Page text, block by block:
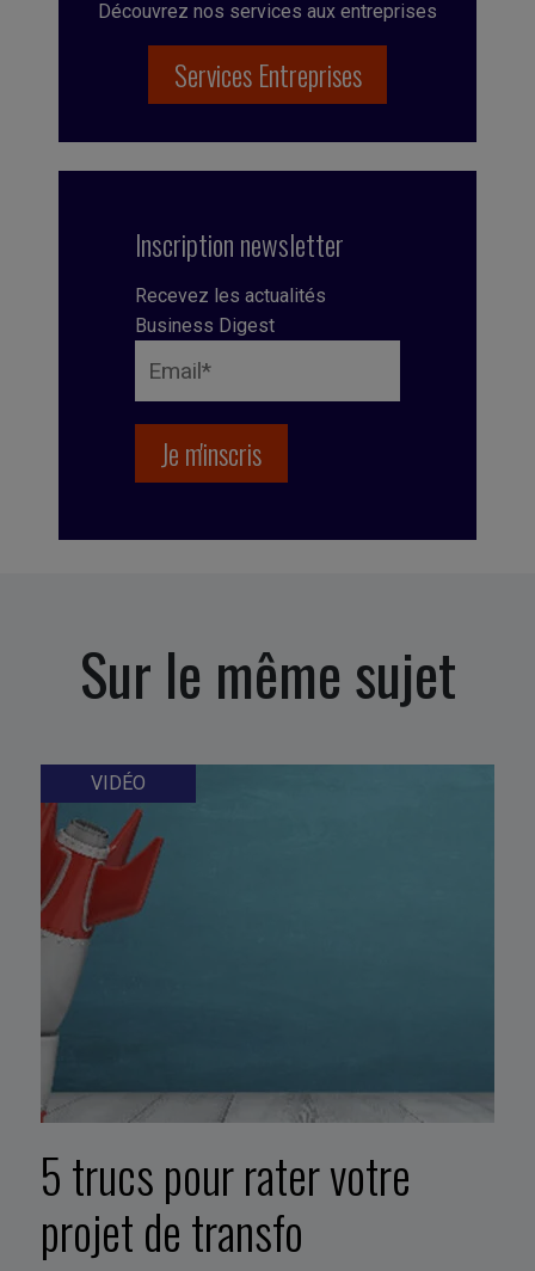
Découvrez nos services aux entreprises
Services Entreprises
Inscription newsletter
Recevez les actualités
Business Digest
Sur le même sujet
VIDÉO
5 trucs pour rater votre
projet de transfo